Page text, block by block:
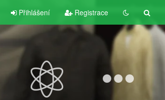
Přihlášení Registrace